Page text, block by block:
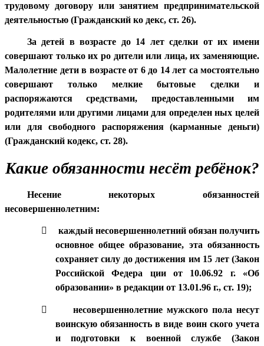
трудовому договору или занятием предпринимательской
деятельностью (Гражданский ко декс, ст. 26).
За детей в возрасте до 14 лет сделки от их имени
совершают только их ро дители или лица, их заменяющие.
Малолетние дети в возрасте от 6 до 14 лет са мостоятельно
совершают только мелкие бытовые сделки и
распоряжаются средствами, предоставленными им
родителями или другими лицами для определен ных целей
или для свободного распоряжения (карманные деньги)
(Гражданский кодекс, ст. 28).
Какие обязанности несёт ребёнок?
Несение некоторых обязанностей
несовершеннолетним:

каждый несовершеннолетний обязан получить
основное общее образование, эта обязанность
сохраняет силу до достижения им 15 лет (Закон
Российской Федера ции от 10.06.92 г. «Об
образовании» в редакции от 13.01.96 г., ст. 19);

несовершеннолетние мужского пола несут
воинскую обязанность в виде воин ского учета
и подготовки к военной службе (Закон